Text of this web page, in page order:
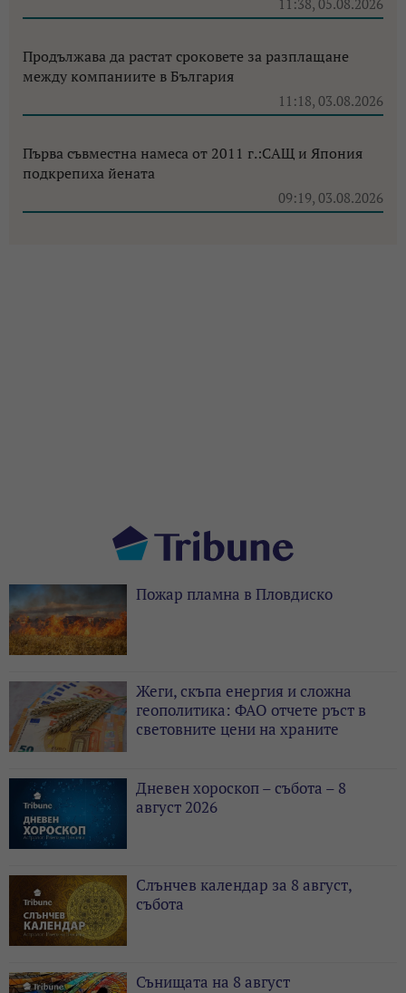
Продължава да растат сроковете за разплащане
между компаниите в България
11:18, 03.08.2026
Първа съвместна намеса от 2011 г.:САЩ и Япония
подкрепиха йената
09:19, 03.08.2026
Пожар пламна в Пловдиско
Жеги, скъпа енергия и сложна
геополитика: ФАО отчете ръст в
световните цени на храните
Дневен хороскоп – събота – 8
август 2026
Слънчев календар за 8 август,
събота
Сънищата на 8 август